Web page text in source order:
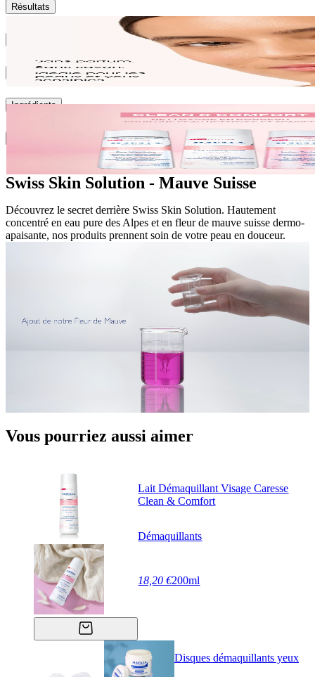
Résultats
Ingrédients
Swiss Skin Solution - Mauve Suisse
Découvrez le secret derrière Swiss Skin Solution. Hautement
concentré en eau pure des Alpes et en fleur de mauve suisse dermo-
apaisante, nos produits prennent soin de votre peau en douceur.
Vous pourriez aussi aimer
Lait Démaquillant Visage Caresse
Clean & Comfort
Démaquillants
18,20 €200ml
Disques démaquillants yeux